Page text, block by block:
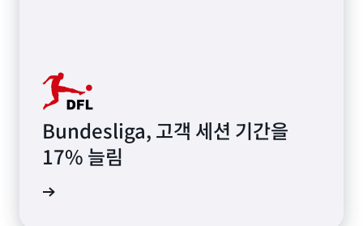
Bundesliga, 고객 세션 기간을
17% 늘림